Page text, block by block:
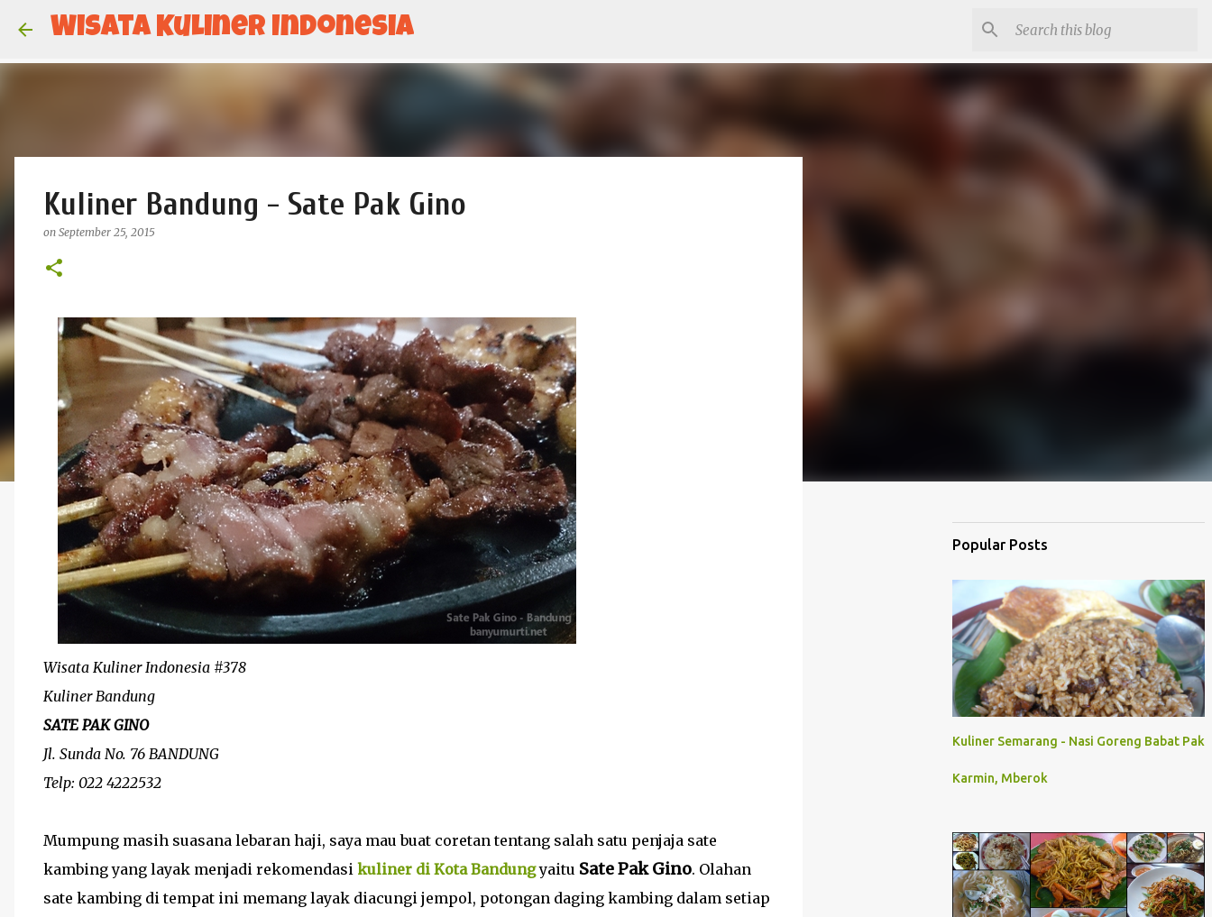
Wisata Kuliner Indonesia
Kuliner Bandung - Sate Pak Gino
on September 25, 2015
Wisata Kuliner Indonesia #378
Kuliner Bandung
SATE PAK GINO
Jl. Sunda No. 76 BANDUNG
Telp: 022 4222532
Mumpung masih suasana lebaran haji, saya mau buat coretan tentang salah satu penjaja sate
kambing yang layak menjadi rekomendasi kuliner di Kota Bandungyaitu Sate Pak Gino. Olahan
sate kambing di tempat ini memang layak diacungi jempol, potongan daging kambing dalam setiap
Popular Posts
Kuliner Semarang - Nasi Goreng Babat Pak
Karmin, Mberok